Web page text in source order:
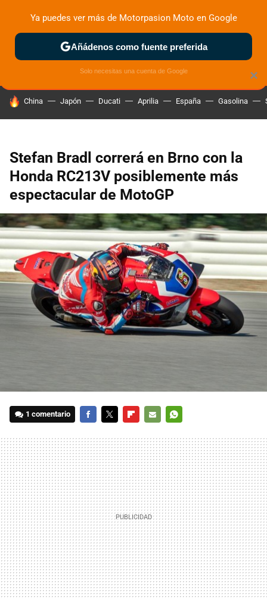
ZONA DE PRUEBAS DEPORTIVAS MOTOS ELÉCTRICAS
HOY SE HABLA DE
China Japón Ducati Aprilia España Gasolina
Stefan Bradl correrá en Brno con la
Honda RC213V posiblemente más
espectacular de MotoGP
1 comentario
MAIL
×
Ya puedes ver más de Motorpasion Moto en Google
Añádenos como fuente preferida
Solo necesitas una cuenta de Google